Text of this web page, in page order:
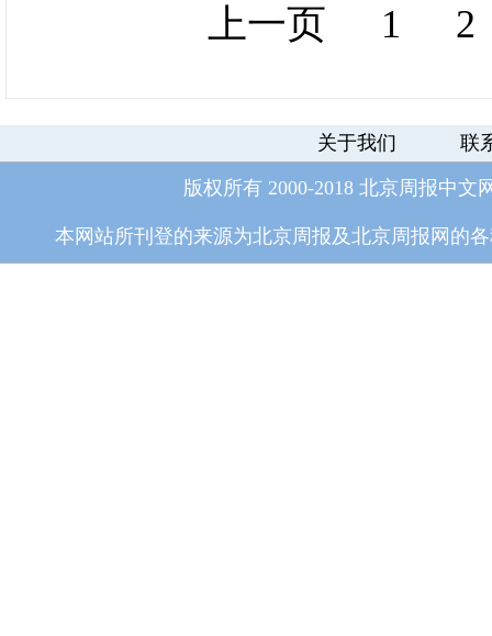
上一页 1 2
关于我们 联
版权所有 2000-2018 北京周报中文
本网站所刊登的来源为北京周报及北京周报网的